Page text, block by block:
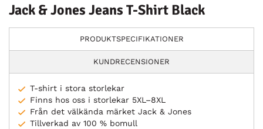
Jack & Jones Jeans T-Shirt Black
PRODUKTSPECIFIKATIONER
KUNDRECENSIONER
T-shirt i stora storlekar
Finns hos oss i storlekar 5XL–8XL
Från det välkända märket Jack & Jones
Tillverkad av 100 % bomull